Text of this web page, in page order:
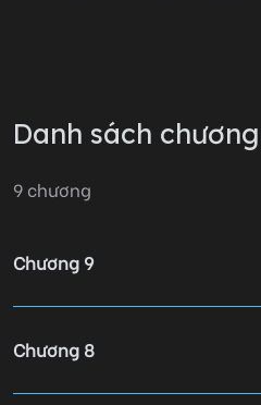
Danh sách chương
9 chương
Chương 9
Chương 8